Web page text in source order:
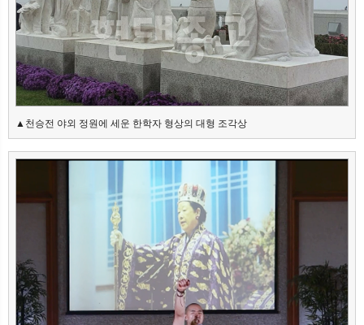
▲천승전 야외 정원에 세운 한학자 형상의 대형 조각상